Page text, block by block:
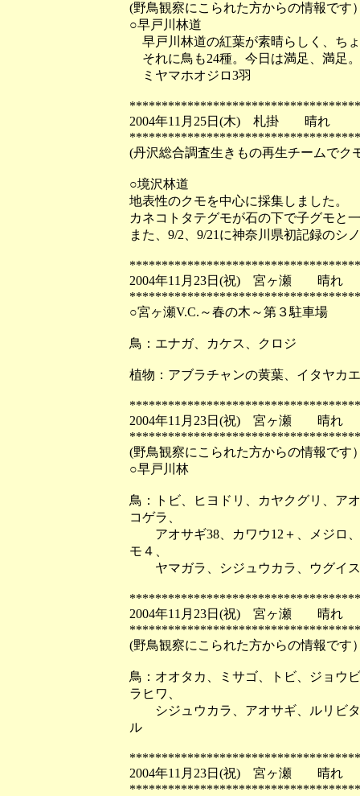
(野鳥観察にこられた方からの情報です
○早戸川林道
早戸川林道の紅葉が素晴らしく、ち
それに鳥も24種。今日は満足、満足。
ミヤマホオジロ3羽
2004年11月25日(木) 札掛 晴れ
(丹沢総合調査生きもの再生チームでク
○境沢林道
地表性のクモを中心に採集しました。
カネコトタテグモが石の下で子グモと
また、9/2、9/21に神奈川県初記録のシ
2004年11月23日(祝) 宮ヶ瀬 晴れ
○宮ヶ瀬V.C.～春の木～第３駐車場
鳥：エナガ、カケス、クロジ
植物：アブラチャンの黄葉、イタヤカ
2004年11月23日(祝) 宮ヶ瀬 晴れ
(野鳥観察にこられた方からの情報です
○早戸川林
鳥：トビ、ヒヨドリ、カヤクグリ、ア
コゲラ、
アオサギ38、カワウ12＋、メジロ、
モ４、
ヤマガラ、シジュウカラ、ウグイス
2004年11月23日(祝) 宮ヶ瀬 晴れ
(野鳥観察にこられた方からの情報です
鳥：オオタカ、ミサゴ、トビ、ジョウ
ラヒワ、
シジュウカラ、アオサギ、ルリビタ
ル
2004年11月23日(祝) 宮ヶ瀬 晴れ